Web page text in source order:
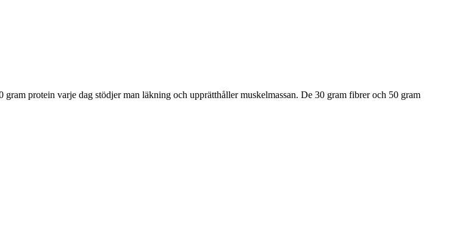
protein varje dag stödjer man läkning och upprätthåller muskelmassan. De 30 gram fibrer och 50 gram